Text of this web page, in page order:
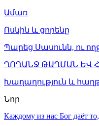
Ամառ
Ոսկին և ցորենը
Պարեց Սասունն, ու
ՂՈՂԱՆՋ ԹԱՂՄԱՆ ԵՎ
Խաղաղություն և
Նոր
Каждому из нас Бог даёт